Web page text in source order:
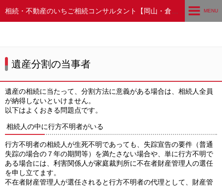
MENU
専門分野
相続・遺産について
セミナー
個別相談
遺産分割の当事者
遺産の相続に当たって、分割方法に意義がある場合は、相続人全員
が納得しないといけません。
以下はよくおきる問題点です。
相続人の中に行方不明者がいる
行方不明者の相続人が生死不明であっても、失踪宣告の要件（普通
失踪の場合の７年の期間等）を満たさない場合や、単に行方不明で
ある場合には、利害関係人が家庭裁判所に不在者財産管理人の選任
を申し立てます。
不在者財産管理人が選任されると行方不明者の代理として、財産管